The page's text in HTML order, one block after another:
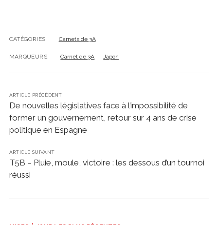
CATÉGORIES: Carnets de 3A
MARQUEURS: Carnet de 3A Japon
ARTICLE PRÉCÉDENT
De nouvelles législatives face à l’impossibilité de
former un gouvernement, retour sur 4 ans de crise
politique en Espagne
ARTICLE SUIVANT
T5B – Pluie, moule, victoire : les dessous d’un tournoi
réussi